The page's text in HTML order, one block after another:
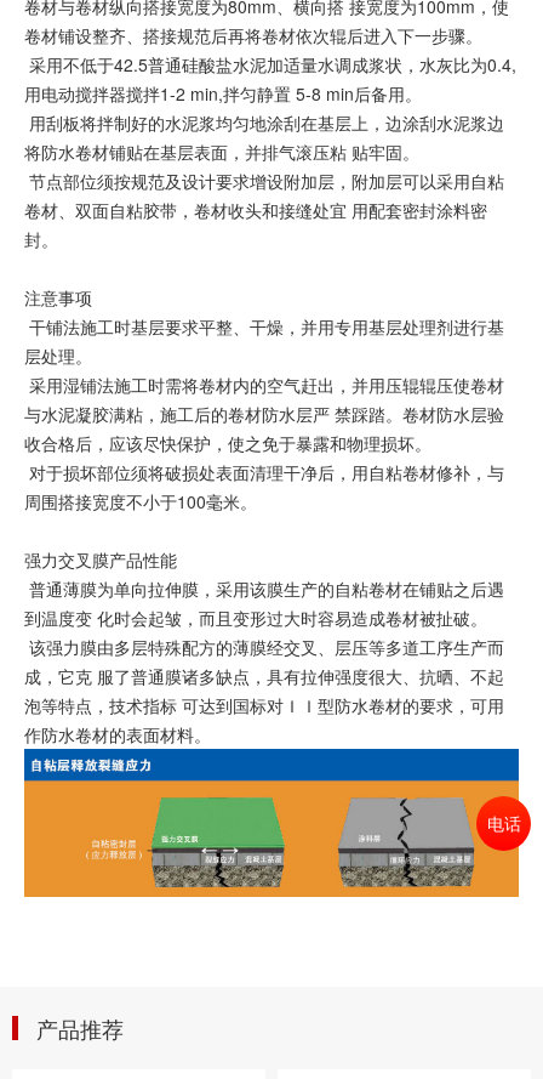
卷材与卷材纵向搭接宽度为80mm、横向搭 接宽度为100mm，使
卷材铺设整齐、搭接规范后再将卷材依次辊后进入下一步骤。
采用不低于42.5普通硅酸盐水泥加适量水调成浆状，水灰比为0.4,
用电动搅拌器搅拌1-2 min,拌匀静置 5-8 min后备用。
用刮板将拌制好的水泥浆均匀地涂刮在基层上，边涂刮水泥浆边
将防水卷材铺贴在基层表面，并排气滚压粘 贴牢固。
节点部位须按规范及设计要求增设附加层，附加层可以采用自粘
卷材、双面自粘胶带，卷材收头和接缝处宜 用配套密封涂料密
封。
注意事项
干铺法施工时基层要求平整、干燥，并用专用基层处理剂进行基
层处理。
采用湿铺法施工时需将卷材内的空气赶出，并用压辊辊压使卷材
与水泥凝胶满粘，施工后的卷材防水层严 禁踩踏。卷材防水层验
收合格后，应该尽快保护，使之免于暴露和物理损坏。
对于损坏部位须将破损处表面清理干净后，用自粘卷材修补，与
周围搭接宽度不小于100毫米。
强力交叉膜产品性能
普通薄膜为单向拉伸膜，采用该膜生产的自粘卷材在铺贴之后遇
到温度变 化时会起皱，而且变形过大时容易造成卷材被扯破。
该强力膜由多层特殊配方的薄膜经交叉、层压等多道工序生产而
成，它克 服了普通膜诸多缺点，具有拉伸强度很大、抗晒、不起
泡等特点，技术指标 可达到国标对ＩＩ型防水卷材的要求，可用
作防水卷材的表面材料。
产品推荐
电话